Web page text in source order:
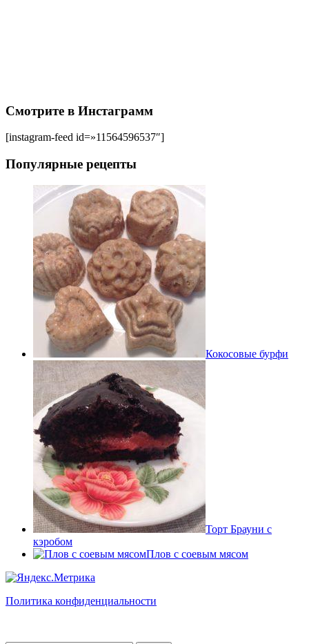
Смотрите в Инстаграмм
[instagram-feed id=»11564596537″]
Популярные рецепты
Кокосовые бурфи
Торт Брауни с
кэробом
Плов с соевым мясом
Политика конфиденциальности